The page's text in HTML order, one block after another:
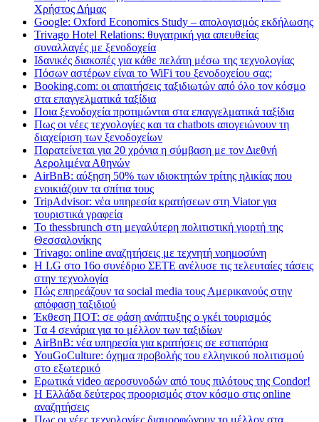
Χρήστος Δήμας
Google: Oxford Economics Study – απολογισμός εκδήλωσης
Trivago Hotel Relations: θυγατρική για απευθείας
συναλλαγές με ξενοδοχεία
Iδανικές διακοπές για κάθε πελάτη μέσω της τεχνολογίας
Πόσων αστέρων είναι το WiFi του ξενοδοχείου σας;
Booking.com: οι απαιτήσεις ταξιδιωτών από όλο τον κόσμο
στα επαγγελματικά ταξίδια
Ποια ξενοδοχεία προτιμώνται στα επαγγελματικά ταξίδια
Πως οι νέες τεχνολογίες και τα chatbots απογειώνουν τη
διαχείριση των ξενοδοχείων
Παρατείνεται για 20 χρόνια η σύμβαση με τον Διεθνή
Αερολιμένα Αθηνών
AirBnB: αύξηση 50% των ιδιοκτητών τρίτης ηλικίας που
ενοικιάζουν τα σπίτια τους
TripAdvisor: νέα υπηρεσία κρατήσεων στη Viator για
τουριστικά γραφεία
Το thessbrunch στη μεγαλύτερη πολιτιστική γιορτή της
Θεσσαλονίκης
Trivago: online αναζητήσεις με τεχνητή νοημοσύνη
H LG στο 16ο συνέδριο ΣΕΤΕ ανέλυσε τις τελευταίες τάσεις
στην τεχνολογία
Πώς επηρεάζουν τα social media τους Αμερικανούς στην
απόφαση ταξιδιού
Έκθεση ΠΟΤ: σε φάση ανάπτυξης ο γκέι τουρισμός
Tα 4 σενάρια για το μέλλον των ταξιδίων
AirBnB: νέα υπηρεσία για κρατήσεις σε εστιατόρια
YouGoCulture: όχημα προβολής του ελληνικού πολιτισμού
στο εξωτερικό
Eρωτικά video αεροσυνοδών από τους πιλότους της Condor!
Η Ελλάδα δεύτερος προορισμός στον κόσμο στις online
αναζητήσεις
Πως οι νέες τεχνολογίες διαμορφώνουν το μέλλον στα